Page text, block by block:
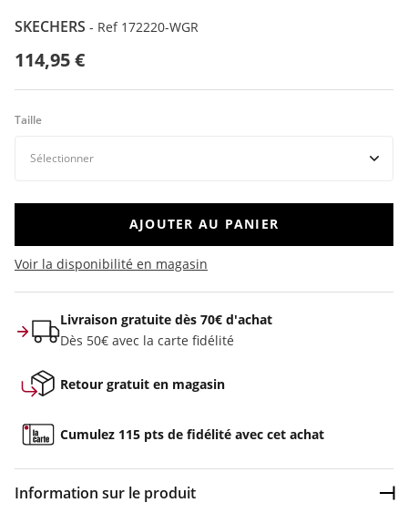
SKECHERS - Ref 172220-WGR
114,95 €
Taille
AJOUTER AU PANIER
Voir la disponibilité en magasin
Livraison gratuite dès 70€ d'achat
Dès 50€ avec la carte fidélité
Retour gratuit en magasin
Cumulez 115 pts de fidélité avec cet achat
Information sur le produit